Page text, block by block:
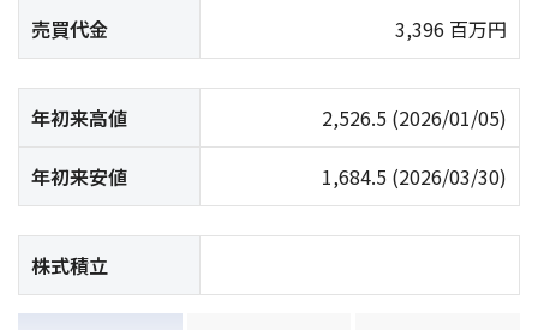
売買代金 3,396 百万円
年初来高値 2,526.5 (2026/01/05)
年初来安値 1,684.5 (2026/03/30)
株式積立